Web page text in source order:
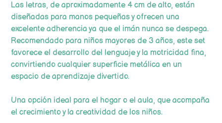
Las letras, de aproximadamente 4 cm de alto, están
diseñadas para manos pequeñas y ofrecen una
excelente adherencia ya que el imán nunca se despega.
Recomendado para niños mayores de 3 años, este set
favorece el desarrollo del lenguaje y la motricidad fina,
convirtiendo cualquier superficie metálica en un
espacio de aprendizaje divertido.
Una opción ideal para el hogar o el aula, que acompaña
el crecimiento y la creatividad de los niños.